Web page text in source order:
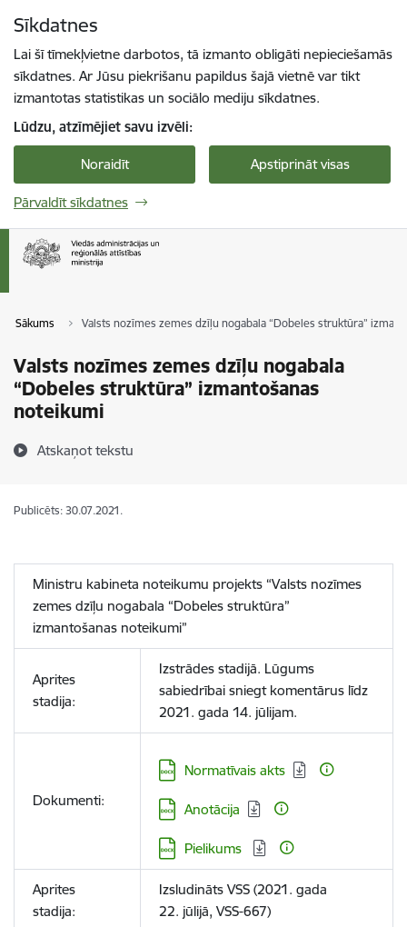
Sīkdatnes
Lai šī tīmekļvietne darbotos, tā izmanto obligāti nepieciešamās
sīkdatnes. Ar Jūsu piekrišanu papildus šajā vietnē var tikt
izmantotas statistikas un sociālo mediju sīkdatnes.
Lūdzu, atzīmējiet savu izvēli:
Noraidīt Apstiprināt visas
Pārvaldīt sīkdatnes
Sākums Valsts nozīmes zemes dzīļu nogabala “Dobeles struktūra”
Valsts nozīmes zemes dzīļu nogabala
“Dobeles struktūra” izmantošanas
noteikumi
Atskaņot tekstu
Publicēts: 30.07.2021.
Ministru kabineta noteikumu projekts “Valsts nozīmes
zemes dzīļu nogabala “Dobeles struktūra”
izmantošanas noteikumi”
Aprites
stadija:
Izstrādes stadijā. Lūgums
sabiedrībai sniegt komentārus līdz
2021. gada 14. jūlijam.
Dokumenti:
Lejupielādēt:
Normatīvais akts
Lejupielādēt:
Anotācija
Lejupielādēt:
Pielikums
Aprites
stadija:
Izsludināts VSS (2021. gada
22. jūlijā, VSS-667)